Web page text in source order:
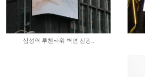
삼성역 루첸타워 벽면 전광..